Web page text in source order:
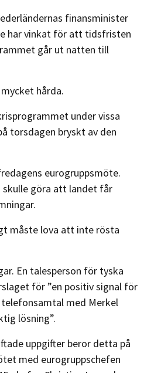
finansminister
har vinkat för att tidsfristen
går ut natten till
hårda.
under vissa
torsdagen bryskt av den
eurogruppsmöte.
skulle göra att landet får
måste lova att inte rösta
En talesperson för tyska
för ”en positiv signal för
med Merkel
lösning”.
uppgifter beror detta på
med eurogruppschefen